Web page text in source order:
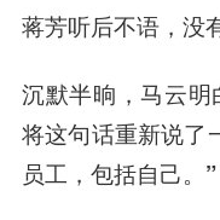
蒋芳听后不语，没
沉默半晌，马云
将这句话重新说了
员工，包括自己。”